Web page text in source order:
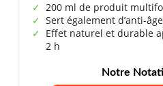
200 ml de produit
Sert également d’anti-
Effet naturel et durable
2 h
Notre